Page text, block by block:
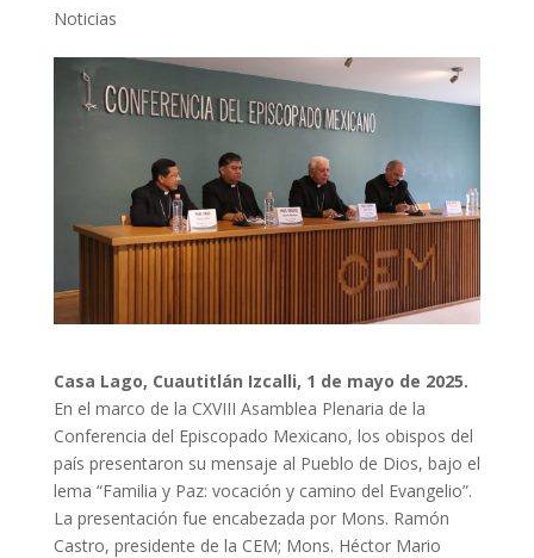
Noticias
Casa Lago, Cuautitlán Izcalli, 1 de mayo de 2025.
En el marco de la CXVIII Asamblea Plenaria de la
Conferencia del Episcopado Mexicano, los obispos del
país presentaron su mensaje al Pueblo de Dios, bajo el
lema “Familia y Paz: vocación y camino del Evangelio”.
La presentación fue encabezada por Mons. Ramón
Castro, presidente de la CEM; Mons. Héctor Mario